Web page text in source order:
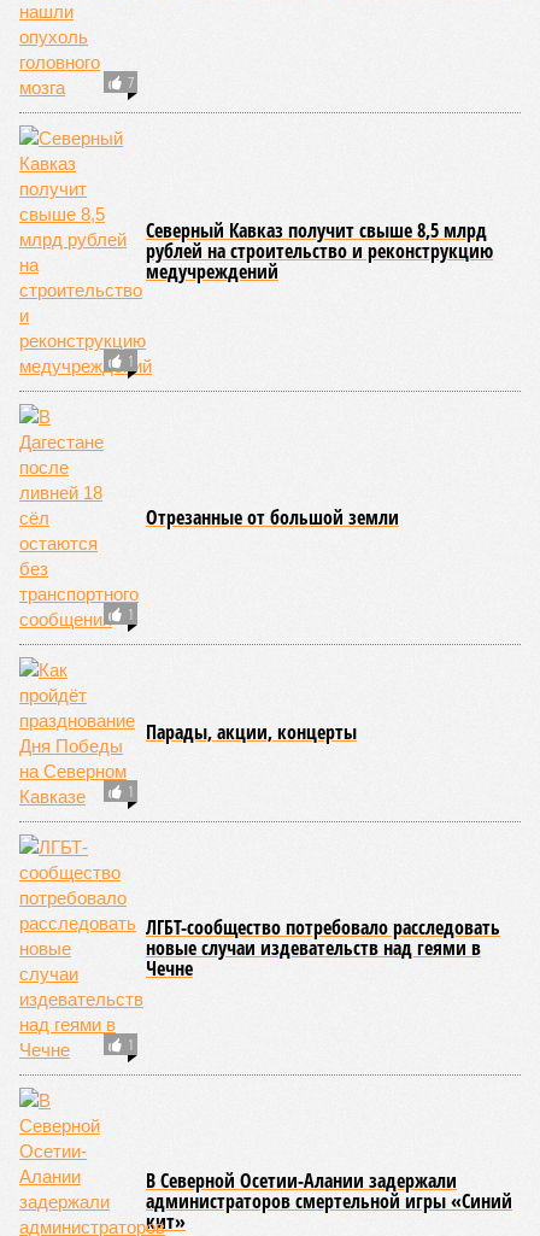
7
1
Северный Кавказ получит свыше 8,5 млрд
рублей на строительство и реконструкцию
медучреждений
1
Отрезанные от большой земли
1
Парады, акции, концерты
1
ЛГБТ-сообщество потребовало расследовать
новые случаи издевательств над геями в
Чечне
В Северной Осетии-Алании задержали
администраторов смертельной игры «Синий
кит»